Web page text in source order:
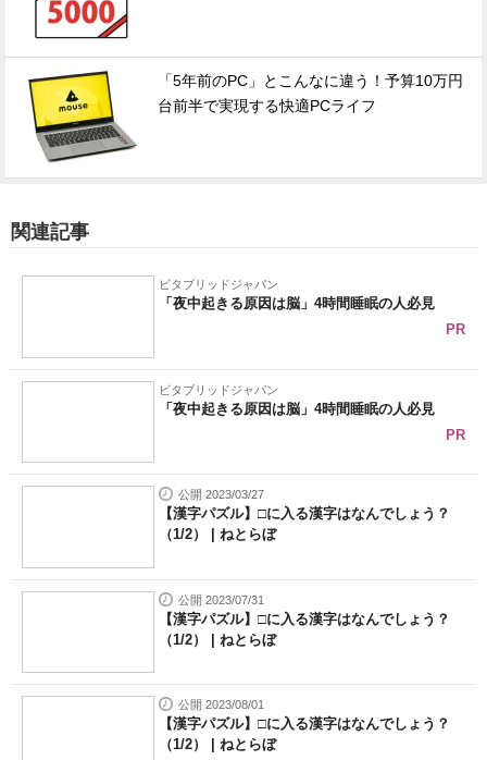
「5年前のPC」とこんなに違う！予算10万円
台前半で実現する快適PCライフ
関連記事
ビタブリッドジャパン
「夜中起きる原因は脳」4時間睡眠の人必見
PR
ビタブリッドジャパン
「夜中起きる原因は脳」4時間睡眠の人必見
PR
公開 2023/03/27
【漢字パズル】□に入る漢字はなんでしょう？
（1/2） | ねとらぼ
公開 2023/07/31
【漢字パズル】□に入る漢字はなんでしょう？
（1/2） | ねとらぼ
公開 2023/08/01
【漢字パズル】□に入る漢字はなんでしょう？
（1/2） | ねとらぼ